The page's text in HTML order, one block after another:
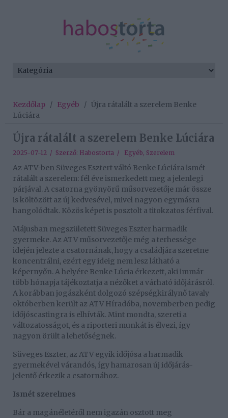
Kezdőlap / Egyéb / Újra rátalált a szerelem Benke
Lúciára
Újra rátalált a szerelem Benke Lúciára
2025-07-12 / Szerző: Habostorta / Egyéb, Szerelem
Az ATV-ben Süveges Esztert váltó Benke Lúciára ismét
rátalált a szerelem: fél éve ismerkedett meg a jelenlegi
párjával. A csatorna gyönyörű műsorvezetője már össze
is költözött az új kedvesével, mivel nagyon egymásra
hangolódtak. Közös képet is posztolt a titokzatos férfival.
Májusban megszületett Süveges Eszter harmadik
gyermeke. Az ATV műsorvezetője még a terhessége
idején jelezte a csatornának, hogy a családjára szeretne
koncentrálni, ezért egy ideig nem lesz látható a
képernyőn. A helyére Benke Lúcia érkezett, aki immár
több hónapja tájékoztatja a nézőket a várható időjárásról.
A korábban jogászként dolgozó szépségkirálynő tavaly
októberben került az ATV Híradóba, novemberben pedig
időjóscastingra is elhívták. Mint mondta, szereti a
változatosságot, és a riporteri munkát is élvezi, így
nagyon örült a lehetőségnek.
Süveges Eszter, az ATV egyik időjósa a harmadik
gyermekével várandós, így hamarosan új időjárás-
jelentő érkezik a csatornához.
Ismét szerelmes
Bár a magánéletéről nem igazán osztott meg